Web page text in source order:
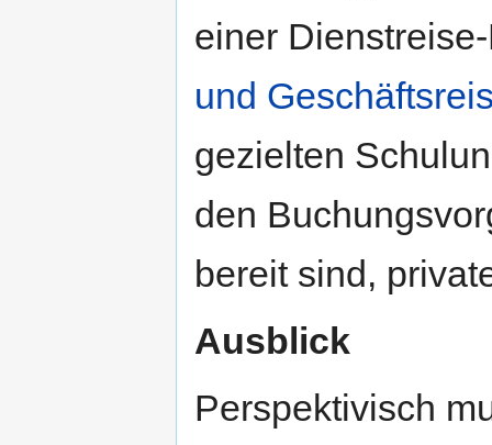
einer
und
gezielten
den
bereit sind,
Ausblick
Perspektivisch